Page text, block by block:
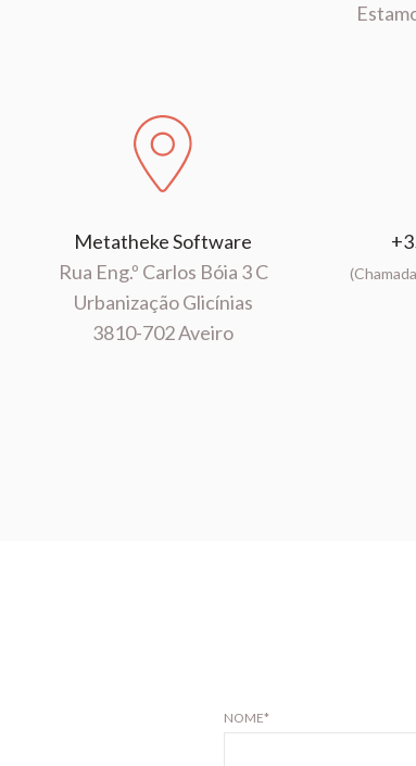
Metatheke Software
Rua Eng.º Carlos Bóia 3 C
Urbanização Glicínias
3810-702 Aveiro
NOME*